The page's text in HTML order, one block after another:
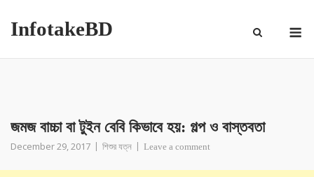
InfotakeBD
জমজ বাচ্চা বা টুইন বেবি কিভাবে হয়: গল্প ও বাস্তবতা
December 29, 2017 শিশুর যত্ন Leave a comment